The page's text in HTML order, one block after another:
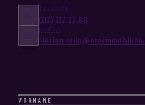
TELEFON
0171 117 77 60
E-MAIL
VORNAME